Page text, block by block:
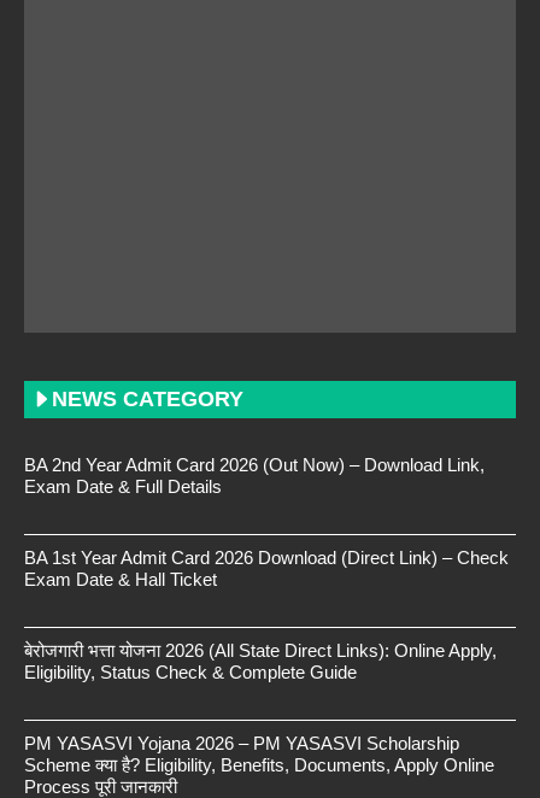
NEWS CATEGORY
BA 2nd Year Admit Card 2026 (Out Now) – Download Link,
Exam Date & Full Details
BA 1st Year Admit Card 2026 Download (Direct Link) – Check
Exam Date & Hall Ticket
बेरोजगारी भत्ता योजना 2026 (All State Direct Links): Online Apply,
Eligibility, Status Check & Complete Guide
PM YASASVI Yojana 2026 – PM YASASVI Scholarship
Scheme क्या है? Eligibility, Benefits, Documents, Apply Online
Process पूरी जानकारी